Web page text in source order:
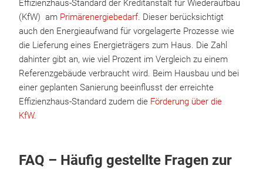
Effizienzhaus-Standard der Kreditanstalt für Wiederaufbau
(KfW) am Primärenergiebedarf. Dieser berücksichtigt
auch den Energieaufwand für vorgelagerte Prozesse wie
die Lieferung eines Energieträgers zum Haus. Die Zahl
dahinter gibt an, wie viel Prozent im Vergleich zu einem
Referenzgebäude verbraucht wird. Beim Hausbau und bei
einer geplanten Sanierung beeinflusst der erreichte
Effizienzhaus-Standard zudem die Förderung über die
KfW.
FAQ – Häufig gestellte Fragen zur